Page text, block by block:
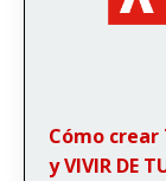
Cómo crear
y VIVIR DE